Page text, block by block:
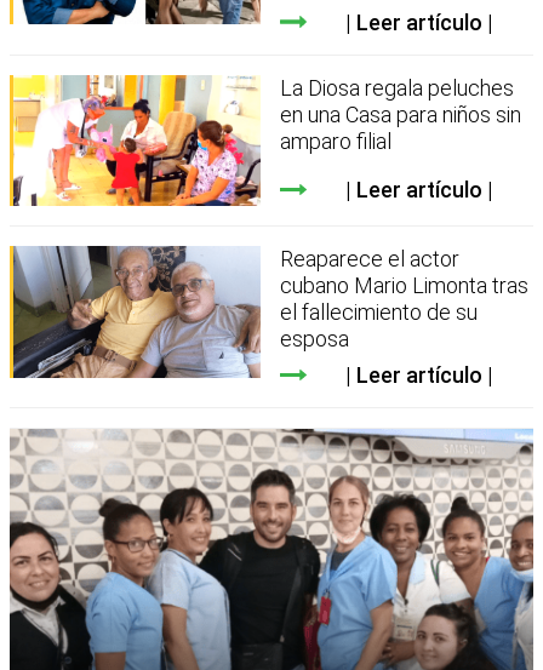
Leer artículo
La Diosa regala peluches
en una Casa para niños sin
amparo filial
Leer artículo
Reaparece el actor
cubano Mario Limonta tras
el fallecimiento de su
esposa
Leer artículo